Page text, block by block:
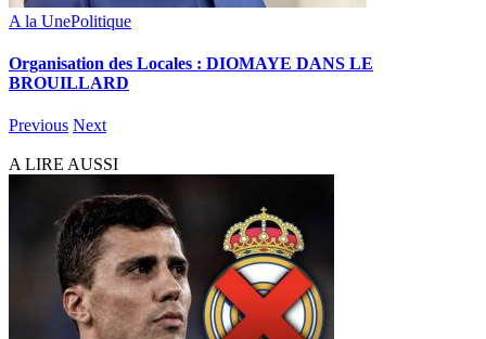
A la UnePolitique
Organisation des Locales : DIOMAYE DANS LE
BROUILLARD
Previous Next
A LIRE AUSSI